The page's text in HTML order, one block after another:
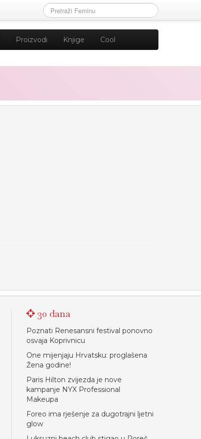
Proizvodi Knjige Cool
30 dana
Poznati Renesansni festival ponovno
osvaja Koprivnicu
One mijenjaju Hrvatsku: proglašena
Žena godine!
Paris Hilton zvijezda je nove
kampanje NYX Professional
Makeupa
Foreo ima rješenje za dugotrajni ljetni
glow